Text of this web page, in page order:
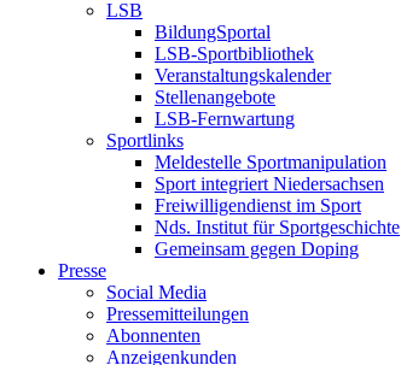
LSB
BildungSportal
LSB-Sportbibliothek
Veranstaltungskalender
Stellenangebote
LSB-Fernwartung
Sportlinks
Meldestelle Sportmanipulation
Sport integriert Niedersachsen
Freiwilligendienst im Sport
Nds. Institut für Sportgeschichte
Gemeinsam gegen Doping
Presse
Social Media
Pressemitteilungen
Abonnenten
Anzeigenkunden